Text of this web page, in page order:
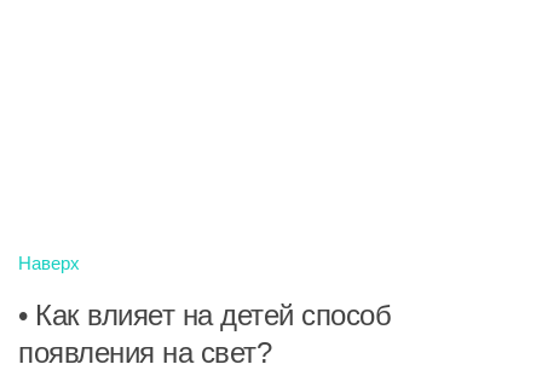
Наверх
• Как влияет на детей способ
появления на свет?